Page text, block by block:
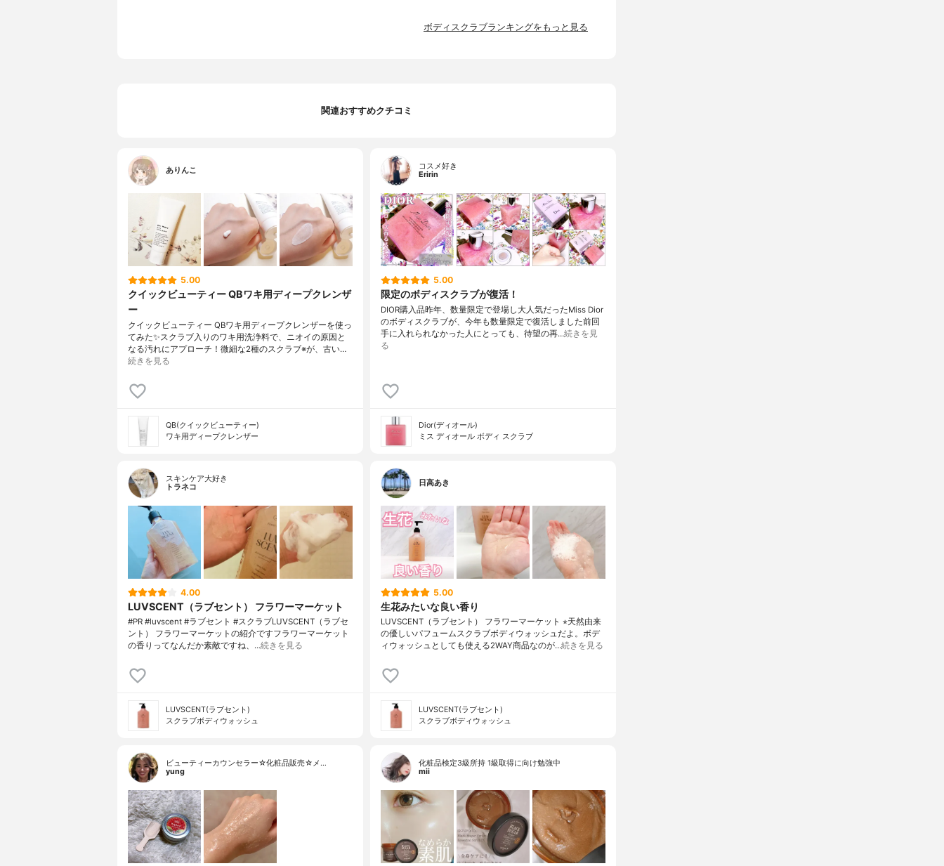
ボディスクラブランキングをもっと見る
関連おすすめクチコミ
ありんこ
5.00
クイックビューティー QBワキ用ディープクレンザ
ー
クイックビューティー QBワキ用ディープクレンザーを使っ
てみた✨スクラブ入りのワキ用洗浄料で、ニオイの原因と
なる汚れにアプローチ！微細な2種のスクラブ※が、古い…
続きを見る
QB(クイックビューティー)
ワキ用ディープクレンザー
コスメ好き
Eririn
5.00
限定のボディスクラブが復活！
DIOR購入品昨年、数量限定で登場し大人気だったMiss Dior
のボディスクラブが、今年も数量限定で復活しました前回
手に入れられなかった人にとっても、待望の再…続きを見
る
Dior(ディオール)
ミス ディオール ボディ スクラブ
スキンケア大好き
トラネコ
4.00
LUVSCENT（ラブセント） フラワーマーケット
#PR #luvscent #ラブセント #スクラブLUVSCENT（ラブセ
ント） フラワーマーケットの紹介ですフラワーマーケット
の香りってなんだか素敵ですね、…続きを見る
LUVSCENT(ラブセント)
スクラブボディウォッシュ
日高あき
5.00
生花みたいな良い香り
LUVSCENT（ラブセント） フラワーマーケット ⭐︎天然由来
の優しいパフュームスクラブボディウォッシュだよ。ボデ
ィウォッシュとしても使える2WAY商品なのが…続きを見る
LUVSCENT(ラブセント)
スクラブボディウォッシュ
ビューティーカウンセラー☆化粧品販売☆メ…
yung
化粧品検定3級所持 1級取得に向け勉強中
mii